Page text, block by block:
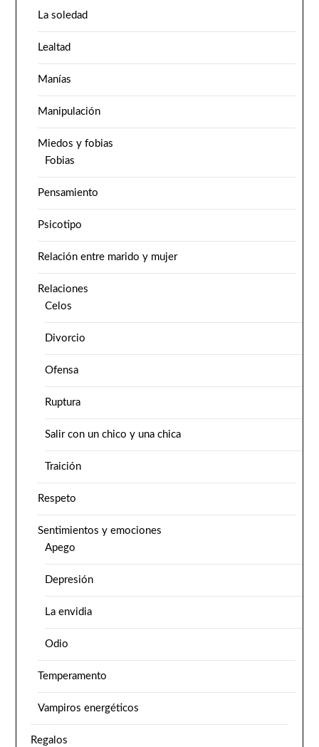
La soledad
Lealtad
Manías
Manipulación
Miedos y fobias
Fobias
Pensamiento
Psicotipo
Relación entre marido y mujer
Relaciones
Celos
Divorcio
Ofensa
Ruptura
Salir con un chico y una chica
Traición
Respeto
Sentimientos y emociones
Apego
Depresión
La envidia
Odio
Temperamento
Vampiros energéticos
Regalos